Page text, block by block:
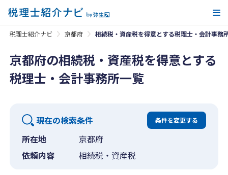
税理士紹介ナビ 京都府 相続税・資産税を得意とする税理士・会計事務
京都府の相続税・資産税を得意とする
税理士・会計事務所一覧
現在の検索条件 条件を変更する
所在地
京都府
依頼内容
相続税・資産税